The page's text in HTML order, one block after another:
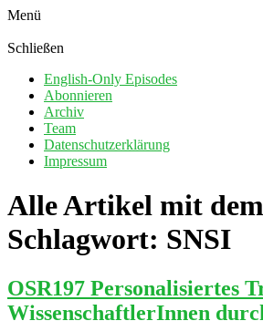
Menü
Schließen
English-Only Episodes
Abonnieren
Archiv
Team
Datenschutzerklärung
Impressum
Alle Artikel mit dem
Schlagwort: SNSI
OSR197 Personalisiertes
WissenschaftlerInnen